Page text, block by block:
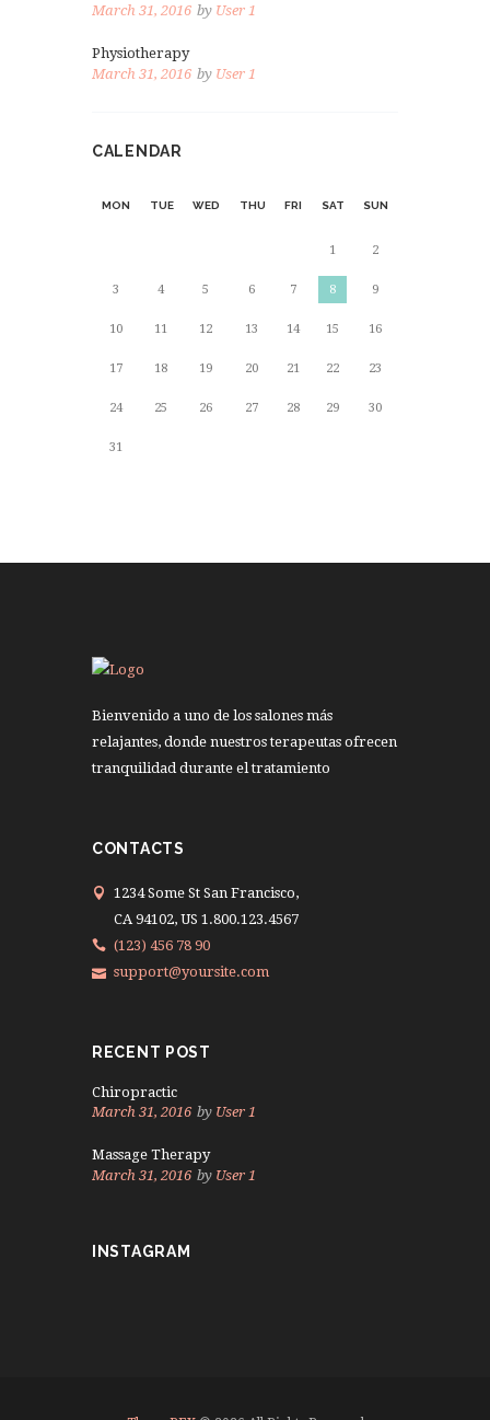
March 31, 2016 by User 1
Physiotherapy
March 31, 2016 by User 1
CALENDAR
MON TUE WED THU FRI SAT SUN
1 2
3 4 5 6 7 8 9
10 11 12 13 14 15 16
17 18 19 20 21 22 23
24 25 26 27 28 29 30
31
Bienvenido a uno de los salones más
relajantes, donde nuestros terapeutas ofrecen
tranquilidad durante el tratamiento
CONTACTS
1234 Some St San Francisco,
CA 94102, US 1.800.123.4567
(123) 456 78 90
support@yoursite.com
RECENT POST
Chiropractic
March 31, 2016 by User 1
Massage Therapy
March 31, 2016 by User 1
INSTAGRAM